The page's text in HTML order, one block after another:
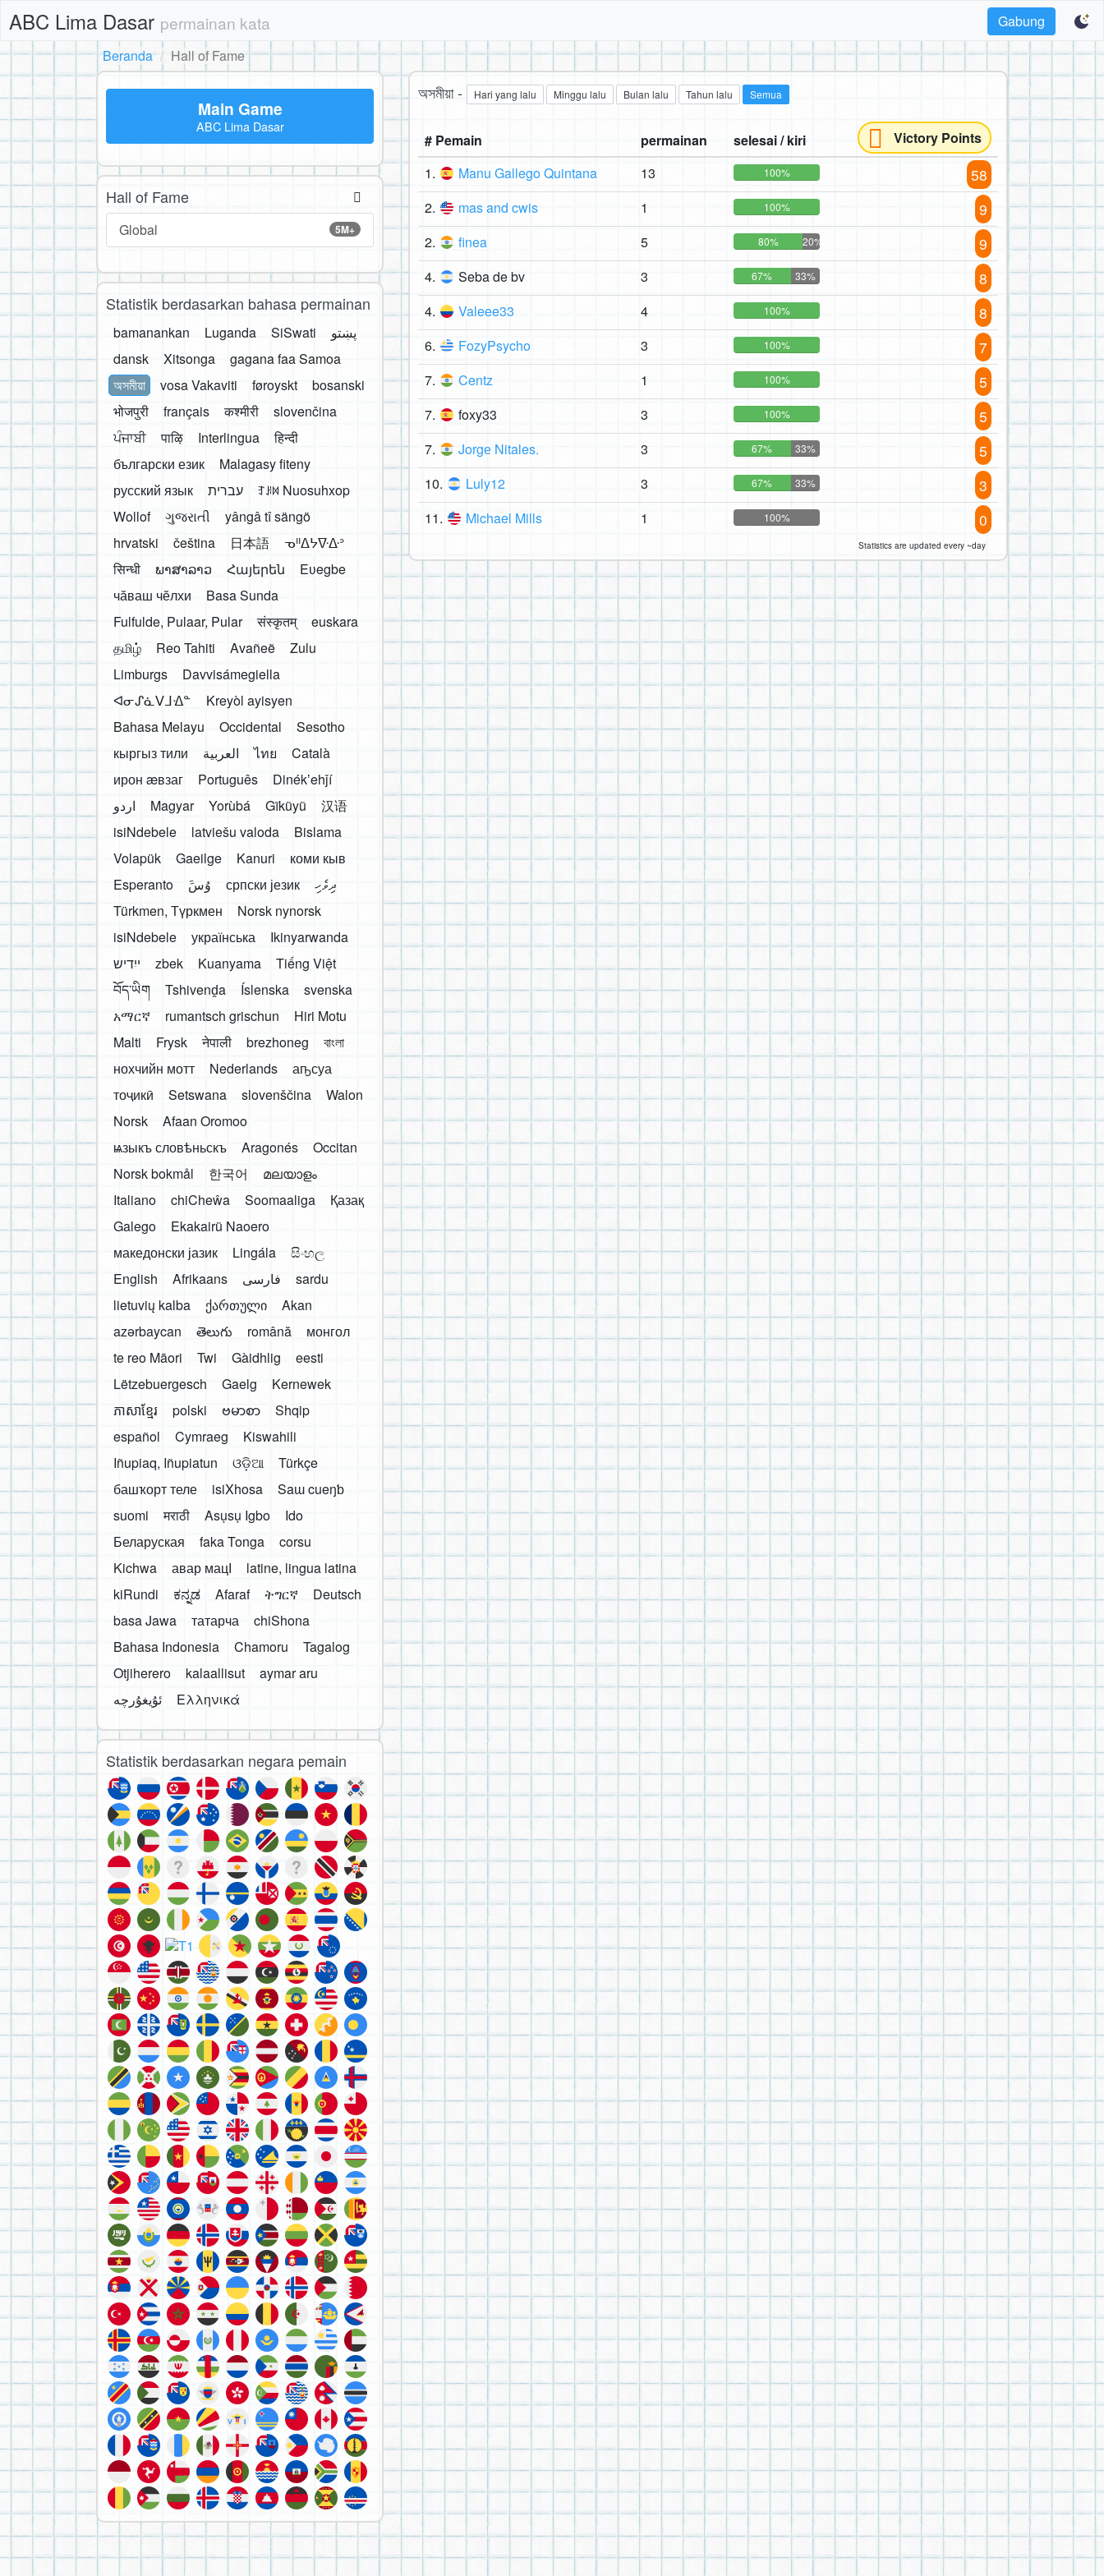
ABC Lima Dasar permainan kata
Gabung
Beranda
Hall of Fame
অসমীয়া - Hari yang lalu Minggu lalu Bulan lalu Tahun lalu Semua
# Pemain permainan selesai / kiri
Victory Points
1.
Manu Gallego Quintana 13 100% 58
2. mas and cwis 1 100% 9
2. finea 5 80% 20% 9
4. Seba de bv 3 67% 33% 8
4. Valeee33 4 100% 8
6. FozyPsycho 3 100% 7
7. Centz 1 100% 5
7. foxy33 3 100% 5
7. Jorgе Nitales. 3 67% 33% 5
10. Luly12 3 67% 33% 3
11. Michael Mills 1 100% 0
Statistics are updated every ~day
Main Game
ABC Lima Dasar
Hall of Fame
5M+
Global
Statistik berdasarkan bahasa permainan
bamanankan Luganda SiSwati
پښتو
dansk
Xitsonga
gagana faa Samoa
অসমীয়া
vosa Vakaviti føroyskt
bosanski
भोजपुरी
français कश्मीरी
slovenčina
ਪੰਜਾਬੀ
पाऴि Interlingua
हिन्दी
български език
Malagasy fiteny
русский язык
עברית
ꆈꌠ꒿ Nuosuhxop
Wollof
ગુજરાતી
yângâ tî sängö
hrvatski
čeština 日本語
ᓀᐦᐃᔭᐍᐏᐣ
सिन्धी
ພາສາລາວ Հայերեն
Eʋegbe
чӑваш чӗлхи
Basa Sunda
Fulfulde, Pulaar, Pular
संस्कृतम्
euskara
தமிழ்
Reo Tahiti Avañeẽ
Zulu
Limburgs
Davvisámegiella
ᐊᓂᔑᓈᐯᒧᐎᓐ
Kreyòl ayisyen
Bahasa Melayu
Occidental
Sesotho
кыргыз тили
العربية ไทย
Català
ирон æвзаг
Português
Dinékʼehǰí
اردو
Magyar Yorùbá Gĩkũyũ
汉语
isiNdebele
latviešu valoda
Bislama
Volapük
Gaeilge Kanuri
коми кыв
Esperanto
َوُسَ српски језик
ދިވެހި
Türkmen, Түркмен
Norsk nynorsk
isiNdebele
українська
Ikinyarwanda
ייִדיש
zbek Kuanyama
Tiếng Việt
བོད་ཡིག
Tshivenḓa Íslenska
svenska
አማርኛ
rumantsch grischun
Hiri Motu
Malti
Frysk नेपाली brezhoneg
বাংলা
нохчийн мотт
Nederlands
аҧсуа
тоҷикӣ
Setswana slovenščina
Walon
Norsk
Afaan Oromoo
ѩзыкъ словѣньскъ
Aragonés
Occitan
Norsk bokmål
한국어
മലയാളം
Italiano
chiCheŵa Soomaaliga
Қазақ
Galego
Ekakairũ Naoero
македонски јазик
Lingála
සිංහල
English
Afrikaans فارسی
sardu
lietuvių kalba
ქართული
Akan
azərbaycan
తెలుగు română
монгол
te reo Māori
Twi Gàidhlig
eesti
Lëtzebuergesch
Gaelg
Kernewek
ភាសាខ្មែរ
polski ဗမာစာ
Shqip
español
Cymraeg
Kiswahili
Iñupiaq, Iñupiatun
ଓଡ଼ିଆ
Türkçe
башҡорт теле
isiXhosa
Saɯ cueŋƅ
suomi
मराठी Asụsụ Igbo
Ido
Беларуская
faka Tonga
corsu
Kichwa
авар мацӀ
latine, lingua latina
kiRundi
ಕನ್ನಡ Afaraf ትግርኛ
Deutsch
basa Jawa
татарча
chiShona
Bahasa Indonesia
Chamoru
Tagalog
Otjiherero
kalaallisut
aymar aru
Ελληνικά
Statistik berdasarkan negara pemain